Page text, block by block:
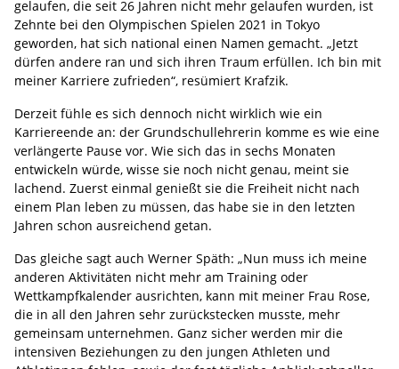
gelaufen, die seit 26 Jahren nicht mehr gelaufen wurden, ist
Zehnte bei den Olympischen Spielen 2021 in Tokyo
geworden, hat sich national einen Namen gemacht. „Jetzt
dürfen andere ran und sich ihren Traum erfüllen. Ich bin mit
meiner Karriere zufrieden“, resümiert Krafzik.
Derzeit fühle es sich dennoch nicht wirklich wie ein
Karriereende an: der Grundschullehrerin komme es wie eine
verlängerte Pause vor. Wie sich das in sechs Monaten
entwickeln würde, wisse sie noch nicht genau, meint sie
lachend. Zuerst einmal genießt sie die Freiheit nicht nach
einem Plan leben zu müssen, das habe sie in den letzten
Jahren schon ausreichend getan.
Das gleiche sagt auch Werner Späth: „Nun muss ich meine
anderen Aktivitäten nicht mehr am Training oder
Wettkampfkalender ausrichten, kann mit meiner Frau Rose,
die in all den Jahren sehr zurückstecken musste, mehr
gemeinsam unternehmen. Ganz sicher werden mir die
intensiven Beziehungen zu den jungen Athleten und